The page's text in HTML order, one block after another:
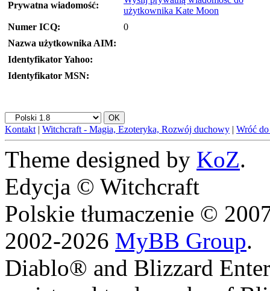
Prywatna wiadomość:
użytkownika Kate Moon
Numer ICQ:
0
Nazwa użytkownika AIM:
Identyfikator Yahoo:
Identyfikator MSN:
Kontakt | Witchcraft - Magia, Ezoteryka, Rozwój duchowy | Wróć
Theme designed by KoZ.
Edycja © Witchcraft
Polskie tłumaczenie ©
2002-2026 MyBB Group.
Diablo® and Blizzard